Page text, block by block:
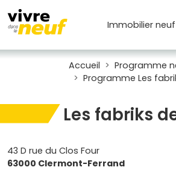
Immobilier neuf
Accueil Programme
Programme Les
Les fabriks
43 D rue du Clos Four
63000 Clermont-Ferrand